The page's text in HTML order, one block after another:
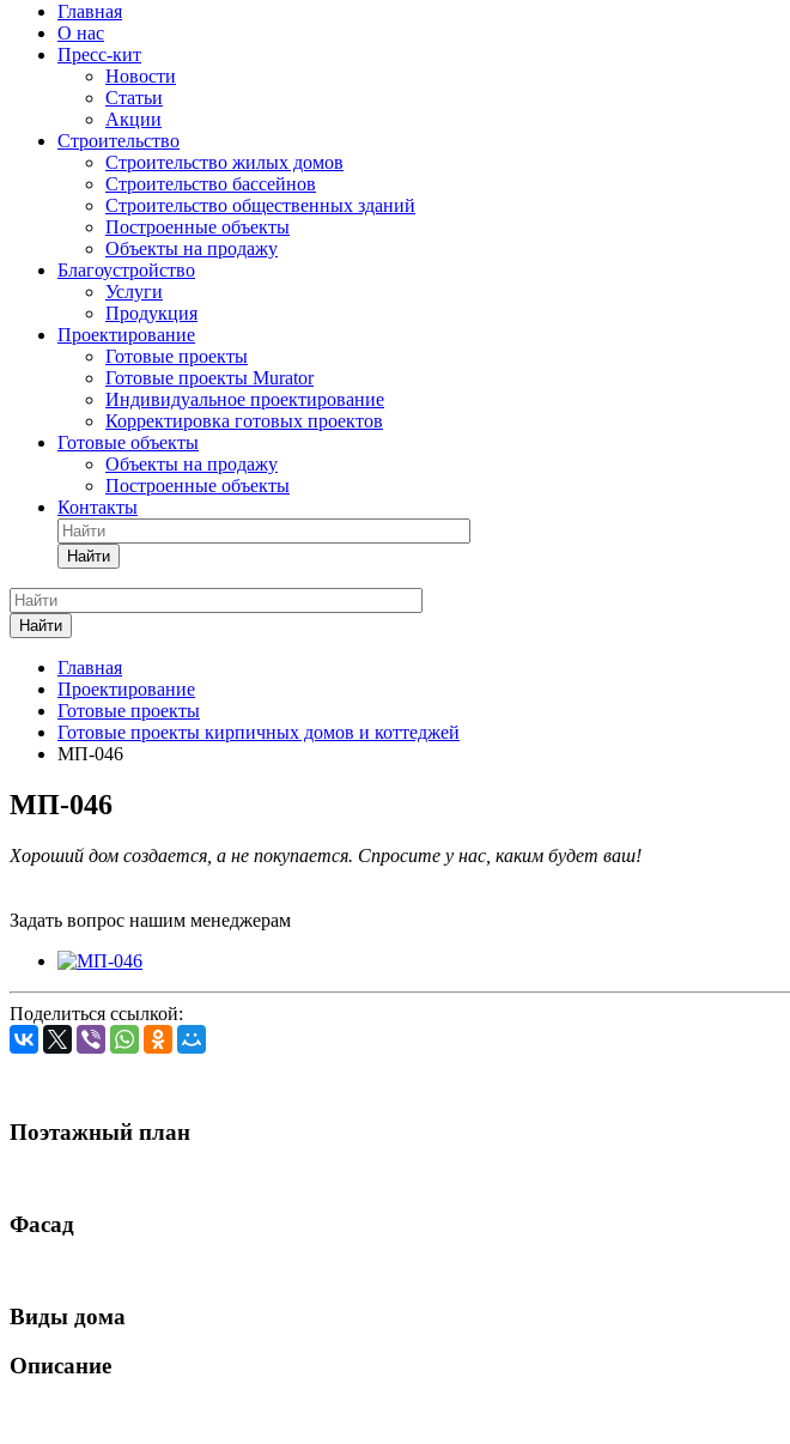
Главная
О нас
Пресс-кит
Новости
Статьи
Акции
Строительство
Строительство жилых домов
Строительство бассейнов
Строительство общественных зданий
Построенные объекты
Объекты на продажу
Благоустройство
Услуги
Продукция
Проектирование
Готовые проекты
Готовые проекты Murator
Индивидуальное проектирование
Корректировка готовых проектов
Готовые объекты
Объекты на продажу
Построенные объекты
Контакты
Найти
Найти
Главная
Проектирование
Готовые проекты
Готовые проекты кирпичных домов и коттеджей
МП-046
МП-046
Хороший дом создается, а не покупается. Спросите у нас, каким будет ваш!
Задать вопрос нашим менеджерам
Поделиться ссылкой:
Поэтажный план
Фасад
Виды дома
Описание